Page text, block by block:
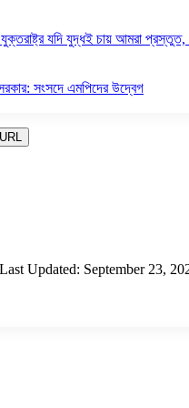
যদি যুদ্ধই চায় আমরা প্রস্তুত,
সরকার: সংসদে এমপিদের উদ্বেগ
Last Updated: September 23,